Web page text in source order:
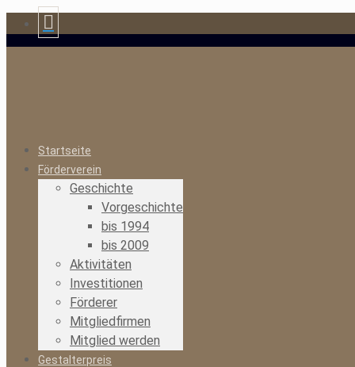
Startseite
Förderverein
Geschichte
Vorgeschichte
bis 1994
bis 2009
Aktivitäten
Investitionen
Förderer
Mitgliedfirmen
Mitglied werden
Gestalterpreis